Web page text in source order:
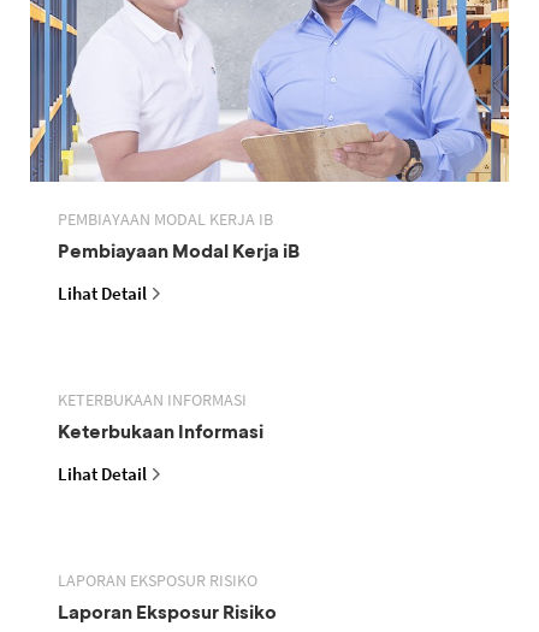
PEMBIAYAAN MODAL KERJA IB
Pembiayaan Modal Kerja iB
Lihat Detail
KETERBUKAAN INFORMASI
Keterbukaan Informasi
Lihat Detail
LAPORAN EKSPOSUR RISIKO
Laporan Eksposur Risiko